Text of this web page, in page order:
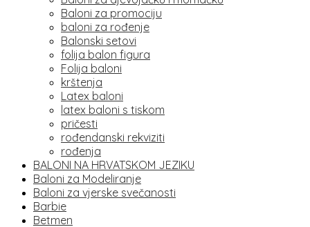
Baloni za promociju
baloni za rođenje
Balonski setovi
folija balon figura
Folija baloni
krštenja
Latex baloni
latex baloni s tiskom
pričesti
rođendanski rekviziti
rođenja
BALONI NA HRVATSKOM JEZIKU
Baloni za Modeliranje
Baloni za vjerske svečanosti
Barbie
Betmen